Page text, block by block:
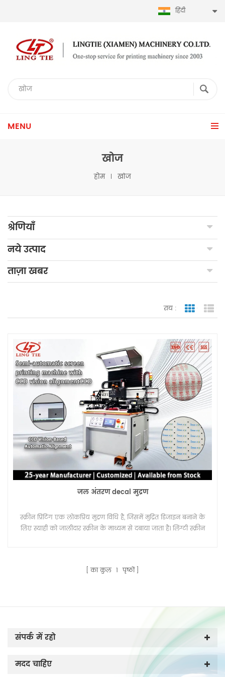
हिंदी
MENU
खोज
होम खोज
श्रेणियाँ
नये उत्पाद
ताज़ा खबर
राय : जाली
जल अंतरण decal मुद्रण
स्क्रीन प्रिंटिंग एक लोकप्रिय मुद्रण विधि है, जिसमें मुद्रित डिजाइन बनाने के
लिए स्याही को जालीदार स्क्रीन के माध्यम से दबाया जाता है। लिंग्टी स्क्रीन
का कुल 1 पृष्ठों
संपर्क में रहो
मदद चाहिए